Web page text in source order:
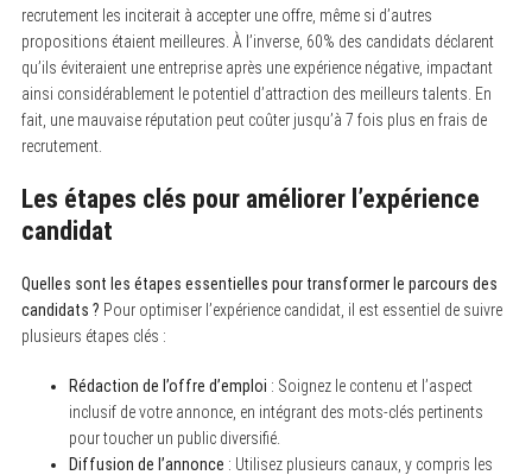
recrutement les inciterait à accepter une offre, même si d’autres
propositions étaient meilleures. À l’inverse, 60% des candidats déclarent
qu’ils éviteraient une entreprise après une expérience négative, impactant
ainsi considérablement le potentiel d’attraction des meilleurs talents. En
fait, une mauvaise réputation peut coûter jusqu’à 7 fois plus en frais de
recrutement.
Les étapes clés pour améliorer l’expérience
candidat
Quelles sont les étapes essentielles pour transformer le parcours des
candidats ? Pour optimiser l’expérience candidat, il est essentiel de suivre
plusieurs étapes clés :
Rédaction de l’offre d’emploi : Soignez le contenu et l’aspect
inclusif de votre annonce, en intégrant des mots-clés pertinents
pour toucher un public diversifié.
Diffusion de l’annonce : Utilisez plusieurs canaux, y compris les